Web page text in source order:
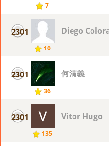
7
2301
10
Diego
2301
36
何清義
2301
135
Vitor Hugo